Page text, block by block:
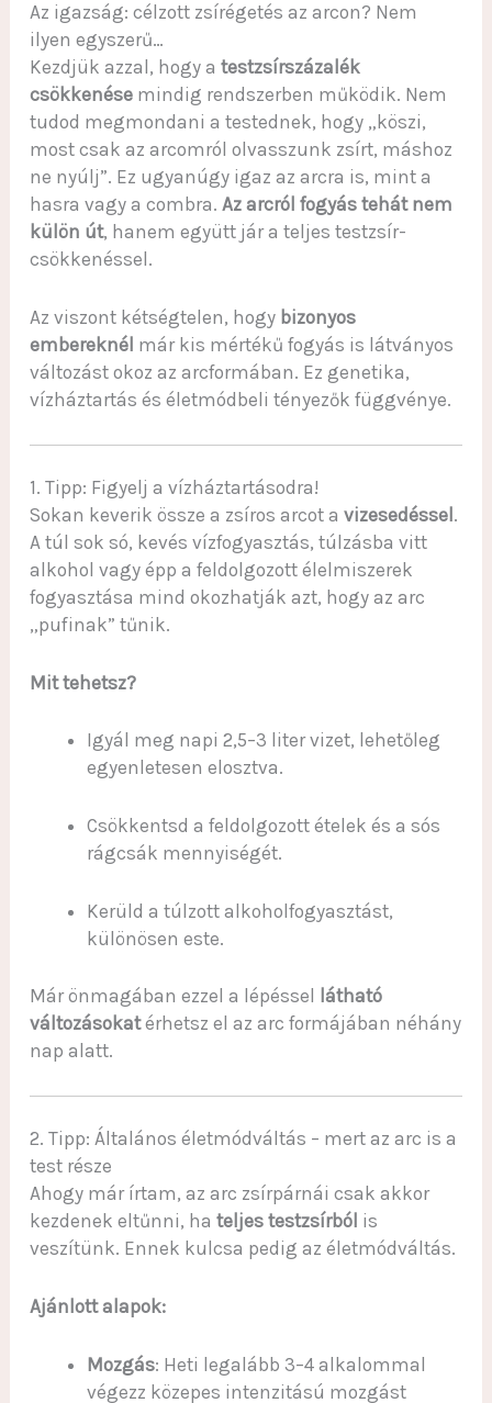
Az igazság: célzott zsírégetés az arcon? Nem
ilyen egyszerű…
Kezdjük azzal, hogy a testzsírszázalék
csökkenésemindig rendszerben működik. Nem
tudod megmondani a testednek, hogy „köszi,
most csak az arcomról olvasszunk zsírt, máshoz
ne nyúlj”. Ez ugyanúgy igaz az arcra is, mint a
hasra vagy a combra. Az arcról fogyás tehát nem
külön út, hanem együtt jár a teljes testzsír-
csökkenéssel.
Az viszont kétségtelen, hogy bizonyos
embereknél már kis mértékű fogyás is látványos
változást okoz az arcformában. Ez genetika,
vízháztartás és életmódbeli tényezők függvénye.
1. Tipp: Figyelj a vízháztartásodra!
Sokan keverik össze a zsíros arcot a vizesedéssel.
A túl sok só, kevés vízfogyasztás, túlzásba vitt
alkohol vagy épp a feldolgozott élelmiszerek
fogyasztása mind okozhatják azt, hogy az arc
„pufinak” tűnik.
Mit tehetsz?
Igyál meg napi 2,5–3 liter vizet, lehetőleg
egyenletesen elosztva.
Csökkentsd a feldolgozott ételek és a sós
rágcsák mennyiségét.
Kerüld a túlzott alkoholfogyasztást,
különösen este.
Már önmagában ezzel a lépéssel
látható
változásokatérhetsz el az arc formájában néhány
nap alatt.
2. Tipp: Általános életmódváltás – mert az arc is a
test része
Ahogy már írtam, az arc zsírpárnái csak akkor
kezdenek eltűnni, ha teljes testzsírból is
veszítünk. Ennek kulcsa pedig az életmódváltás.
Ajánlott alapok:
Mozgás: Heti legalább 3–4 alkalommal
végezz közepes intenzitású mozgást